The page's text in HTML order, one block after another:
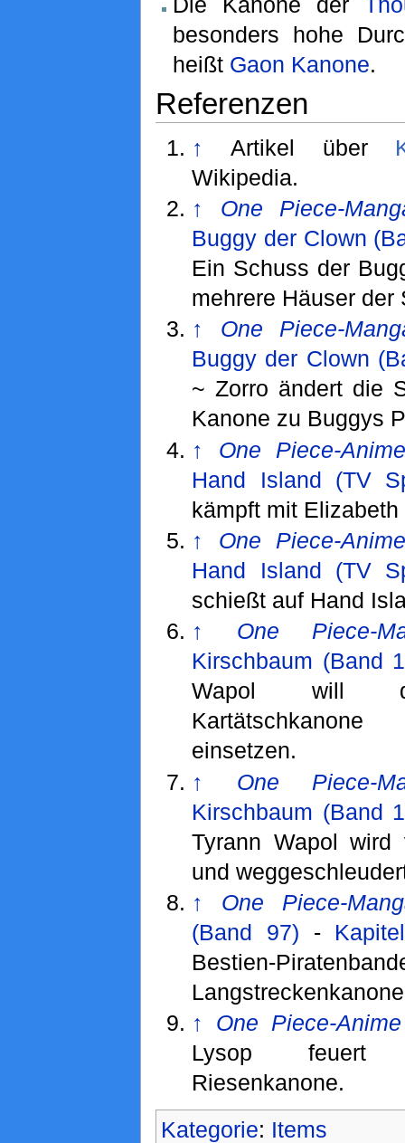
besonders hohe
heißt Gaon Kanone.
Referenzen
↑ Artikel über
Wikipedia.
↑
One Piece-
Buggy der Clown
Ein Schuss der
mehrere Häuser der
↑
One Piece-
Buggy der Clown
~ Zorro ändert die
Kanone zu Buggys
↑
One Piece-Anime
Hand Island (TV
kämpft mit Elizabeth
↑
One Piece-Anime
Hand Island (TV
schießt auf Hand
↑
One Piece-
Kirschbaum (Band
Wapol will
einsetzen.
↑
One Piece-
Kirschbaum (Band
Tyrann Wapol
und
↑
One Piece-
(Band 97) -
Bestien-
↑
One Piece-Anime
Lysop feuert
Riesenkanone.
Kategorie: Items